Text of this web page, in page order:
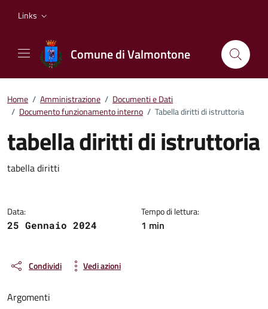
Links
Comune di Valmontone
Home / Amministrazione / Documenti e Dati
/ Documento funzionamento interno / Tabella diritti di istruttoria
tabella diritti di istruttoria
Dettagli del documento
tabella diritti
Data:
25 Gennaio 2024
Tempo di lettura:
1 min
Condividi Vedi azioni
Argomenti